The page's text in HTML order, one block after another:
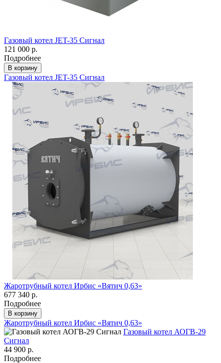
Газовый котел JET-35 Сигнал
121 000 р.
Подробнее
В корзину
Газовый котел JET-35 Сигнал
Жаротрубный котел Ирбис «Вятич 0,63»
677 340 р.
Подробнее
В корзину
Жаротрубный котел Ирбис «Вятич 0,63»
Газовый котел АОГВ-29
Сигнал
44 900 р.
Подробнее